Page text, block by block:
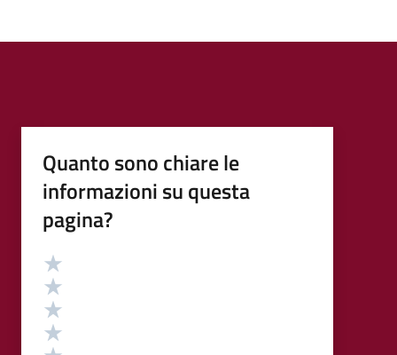
Quanto sono chiare le
informazioni su questa
pagina?
Valutazione